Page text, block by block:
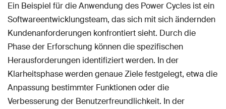
Ein Beispiel für die Anwendung des Power Cycles ist ein
Softwareentwicklungsteam, das sich mit sich ändernden
Kundenanforderungen konfrontiert sieht. Durch die
Phase der Erforschung können die spezifischen
Herausforderungen identifiziert werden. In der
Klarheitsphase werden genaue Ziele festgelegt, etwa die
Anpassung bestimmter Funktionen oder die
Verbesserung der Benutzerfreundlichkeit. In der